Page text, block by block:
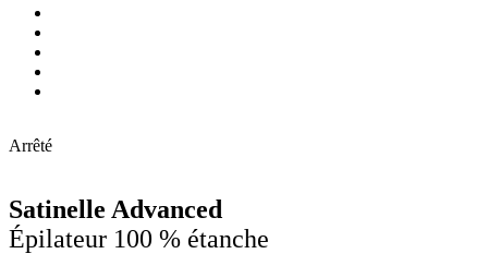
Arrêté
Satinelle Advanced
Épilateur 100 % étanche